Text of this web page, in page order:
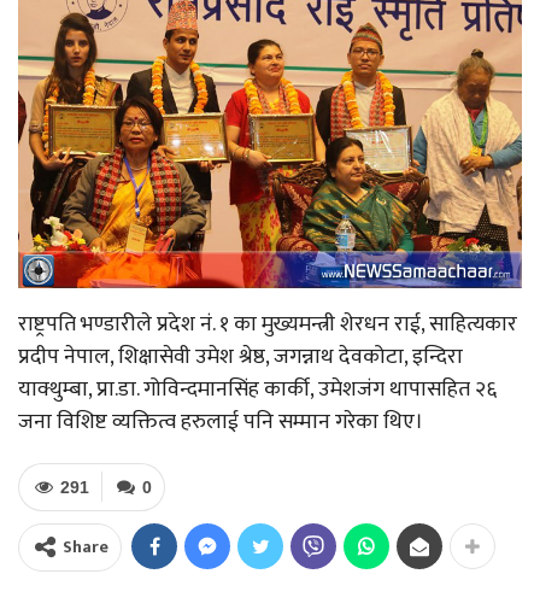
राष्ट्रपति भण्डारीले प्रदेश नं. १ का मुख्यमन्त्री शेरधन राई, साहित्यकार
प्रदीप नेपाल, शिक्षासेवी उमेश श्रेष्ठ, जगन्नाथ देवकोटा, इन्दिरा
याक्थुम्बा, प्रा.डा. गोविन्दमानसिंह कार्की, उमेशजंग थापासहित २६
जना विशिष्ट व्यक्तित्व हरुलाई पनि सम्मान गरेका थिए।
0
291
Share